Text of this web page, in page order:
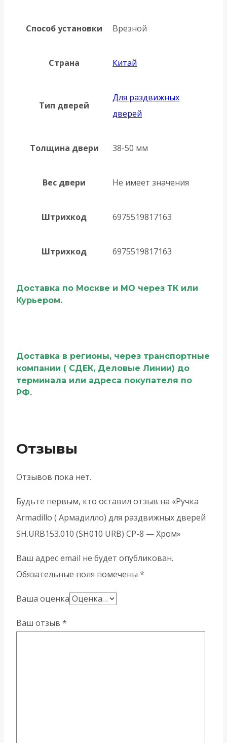
Способ установки Врезной
Страна Китай
Тип дверей
Для раздвижных
дверей
Толщина двери 38-50 мм
Вес двери Не имеет значения
Штрихкод 6975519817163
Штрихкод 6975519817163
Доставка по Москве и МО через ТК или
Курьером.
Доставка в регионы, через транспортные
компании ( СДЕК, Деловые Линии) до
терминала или адреса покупателя по
РФ.
Отзывы
Отзывов пока нет.
Будьте первым, кто оставил отзыв на «Ручка
Armadillo ( Армадилло) для раздвижных дверей
SH.URB153.010 (SH010 URB) СP-8 — Хром»
Ваш адрес email не будет опубликован.
Обязательные поля помечены *
Ваша оценка
Ваш отзыв *